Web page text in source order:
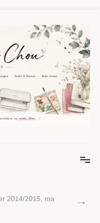
2014/2015, ma